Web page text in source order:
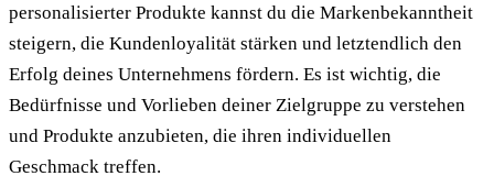
personalisierter Produkte kannst du die Markenbekanntheit
steigern, die Kundenloyalität stärken und letztendlich den
Erfolg deines Unternehmens fördern. Es ist wichtig, die
Bedürfnisse und Vorlieben deiner Zielgruppe zu verstehen
und Produkte anzubieten, die ihren individuellen
Geschmack treffen.